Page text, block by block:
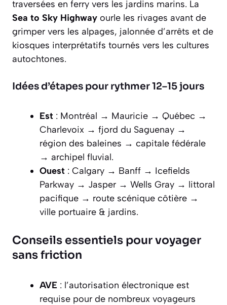
traversées en ferry vers les jardins marins. La
Sea to Sky Highway ourle les rivages avant de
grimper vers les alpages, jalonnée d’arrêts et de
kiosques interprétatifs tournés vers les cultures
autochtones.
Idées d’étapes pour rythmer 12–15 jours
Est : Montréal → Mauricie → Québec →
Charlevoix → fjord du Saguenay →
région des baleines → capitale fédérale
→ archipel fluvial.
Ouest : Calgary → Banff → Icefields
Parkway → Jasper → Wells Gray → littoral
pacifique → route scénique côtière →
ville portuaire & jardins.
Conseils essentiels pour voyager
sans friction
AVE : l’autorisation électronique est
requise pour de nombreux voyageurs